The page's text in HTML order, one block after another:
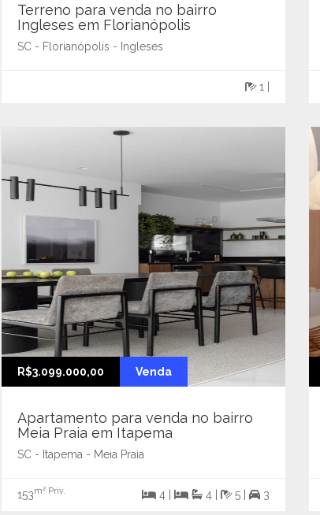
Terreno para venda no bairro
Ingleses em Florianópolis
SC - Florianópolis - Ingleses
1 |
R$3.099.000,00 Venda
Apartamento para venda no bairro
Meia Praia em Itapema
SC - Itapema - Meia Praia
153m² Priv. 4 | 4 | 5 | 3